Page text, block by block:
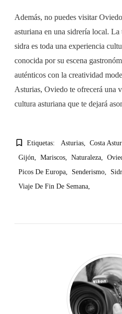
Además, no puedes visitar
asturiana en una sidrería local.
sidra es toda una experiencia
conocida por su escena
auténticos con la creatividad
Asturias, Oviedo te ofrecerá una
cultura asturiana que te dejará
Etiquetas: Asturias Costa
Gijón
Mariscos Naturaleza
Picos De Europa
Senderismo
Viaje De Fin De Semana